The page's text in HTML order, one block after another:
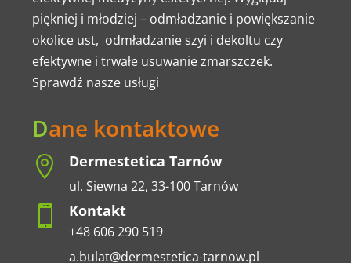
piękniej i młodziej – odmładzanie i powiększanie
okolice ust, odmładzanie szyi i dekoltu czy
efektywne i trwałe usuwanie zmarszczek.
Sprawdź nasze usługi
Dane kontaktowe
 Dermestetica Tarnów
ul. Siewna 22, 33-100 Tarnów
 Kontakt
+48 606 290 519
a.bulat@dermestetica-tarnow.pl